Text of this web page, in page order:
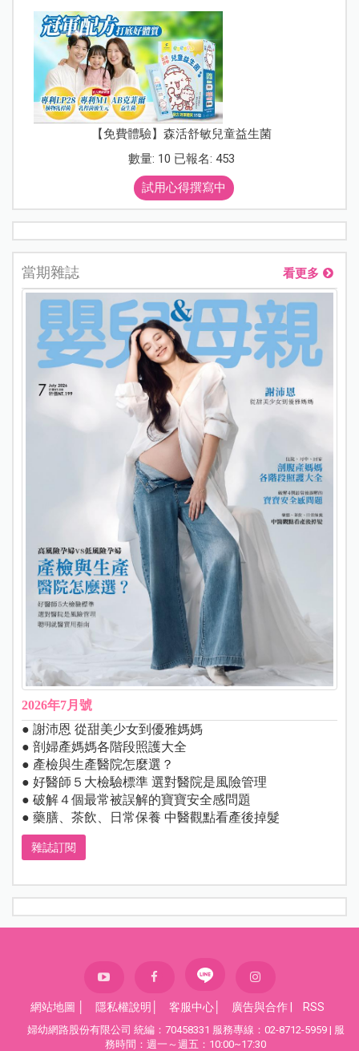
【免費體驗】森活舒敏兒童益生菌
數量: 10 已報名: 453
試用心得撰寫中
當期雜誌 看更多
2026年7月號
● 謝沛恩 從甜美少女到優雅媽媽
● 剖婦產媽媽各階段照護大全
● 產檢與生產醫院怎麼選？
● 好醫師５大檢驗標準 選對醫院是風險管理
● 破解４個最常被誤解的寶寶安全感問題
● 藥膳、茶飲、日常保養 中醫觀點看產後掉髮
雜誌訂閱
網站地圖 隱私權說明 客服中心 廣告與合作 RSS
婦幼網路股份有限公司 統編：70458331 服務專線：02-8712-5959 | 服
務時間：週一～週五：10:00~17:30